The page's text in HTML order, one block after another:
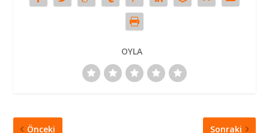
OYLA
Önceki Sonraki